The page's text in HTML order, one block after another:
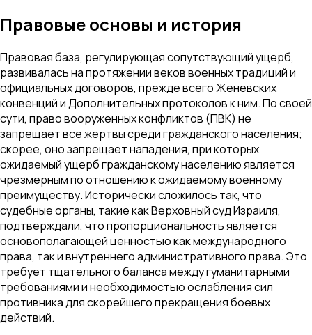
Правовые основы и история
Правовая база, регулирующая сопутствующий ущерб,
развивалась на протяжении веков военных традиций и
официальных договоров, прежде всего Женевских
конвенций и Дополнительных протоколов к ним. По своей
сути, право вооруженных конфликтов (ПВК) не
запрещает все жертвы среди гражданского населения;
скорее, оно запрещает нападения, при которых
ожидаемый ущерб гражданскому населению является
чрезмерным по отношению к ожидаемому военному
преимуществу. Исторически сложилось так, что
судебные органы, такие как Верховный суд Израиля,
подтверждали, что пропорциональность является
основополагающей ценностью как международного
права, так и внутреннего административного права. Это
требует тщательного баланса между гуманитарными
требованиями и необходимостью ослабления сил
противника для скорейшего прекращения боевых
действий.